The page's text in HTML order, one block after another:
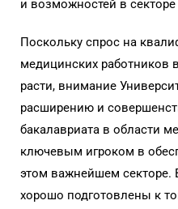
и возможностей в
Поскольку спрос на
медицинских работников
расти, внимание
расширению и
бакалавриата в области
ключевым игроком в
этом важнейшем секторе.
хорошо подготовлены к